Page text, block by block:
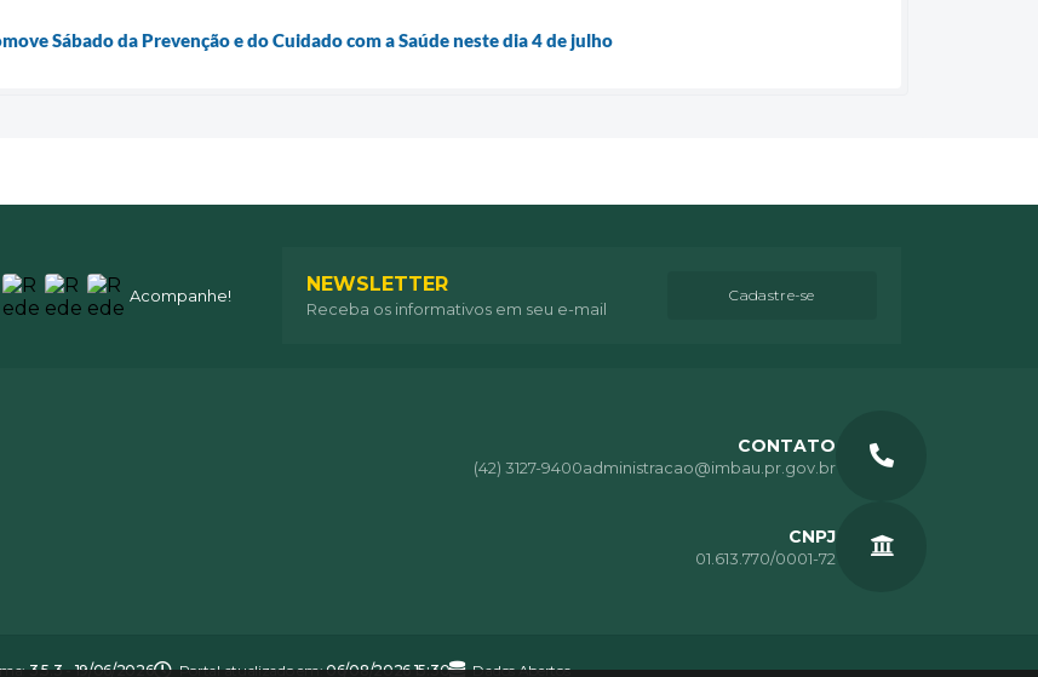
Sábado da Prevenção e do Cuidado com a Saúde neste dia 4 de julho
Acompanhe! NEWSLETTER
Receba os informativos em seu e-mail
Cadastre-se
CONTATO
(42) 3127-9400administracao@imbau.pr.gov.br
CNPJ
01.613.770/0001-72
3.5.3 - 19/06/2026 Portal atualizado em:06/08/2026 15:30 Dados Abertos